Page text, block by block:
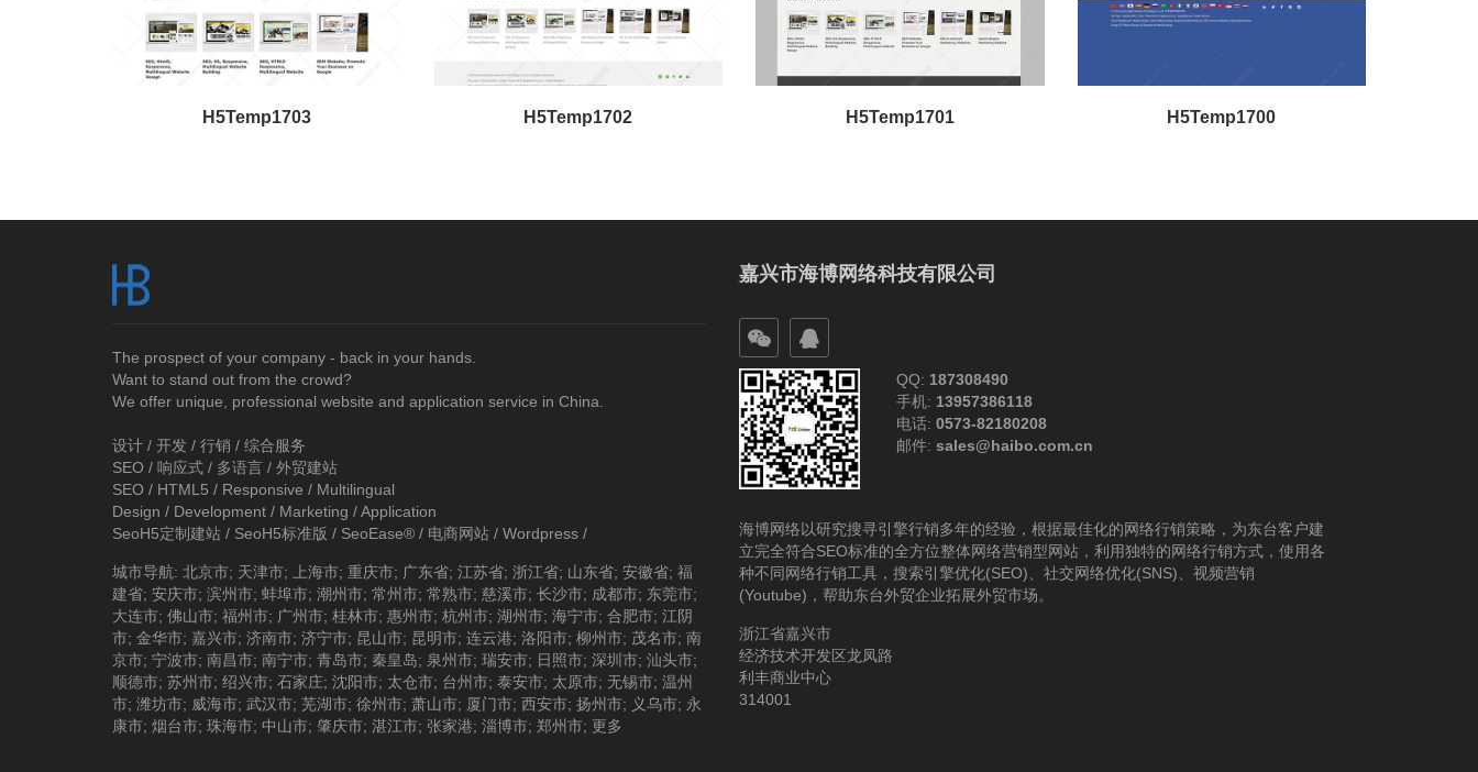
H5Temp1703 H5Temp1702 H5Temp1701 H5Temp1700
The prospect of your company - back in your hands.
Want to stand out from the crowd?
We offer unique, professional website and application service in China.
设计 / 开发 / 行销 / 综合服务
SEO / 响应式 / 多语言 / 外贸建站
SEO / HTML5 / Responsive / Multilingual
Design / Development / Marketing / Application
SeoH5定制建站 / SeoH5标准版 / SeoEase® / 电商网站 / Wordpress /
城市导航: 北京市; 天津市; 上海市; 重庆市; 广东省; 江苏省; 浙江省; 山东省; 安徽省; 福
建省; 安庆市; 滨州市; 蚌埠市; 潮州市; 常州市; 常熟市; 慈溪市; 长沙市; 成都市; 东莞市;
大连市; 佛山市; 福州市; 广州市; 桂林市; 惠州市; 杭州市; 湖州市; 海宁市; 合肥市; 江阴
市; 金华市; 嘉兴市; 济南市; 济宁市; 昆山市; 昆明市; 连云港; 洛阳市; 柳州市; 茂名市; 南
京市; 宁波市; 南昌市; 南宁市; 青岛市; 秦皇岛; 泉州市; 瑞安市; 日照市; 深圳市; 汕头市;
顺德市; 苏州市; 绍兴市; 石家庄; 沈阳市; 太仓市; 台州市; 泰安市; 太原市; 无锡市; 温州
市; 潍坊市; 威海市; 武汉市; 芜湖市; 徐州市; 萧山市; 厦门市; 西安市; 扬州市; 义乌市; 永
康市; 烟台市; 珠海市; 中山市; 肇庆市; 湛江市; 张家港; 淄博市; 郑州市; 更多
嘉兴市海博网络科技有限公司
QQ: 187308490
手机: 13957386118
电话: 0573-82180208
邮件: sales@haibo.com.cn
海博网络以研究搜寻引擎行销多年的经验，根据最佳化的网络行销策略，为东台客户建
立完全符合SEO标准的全方位整体网络营销型网站，利用独特的网络行销方式，使用各
种不同网络行销工具，搜索引擎优化(SEO)、社交网络优化(SNS)、视频营销
(Youtube)，帮助东台外贸企业拓展外贸市场。
浙江省嘉兴市
经济技术开发区龙凤路
利丰商业中心
314001